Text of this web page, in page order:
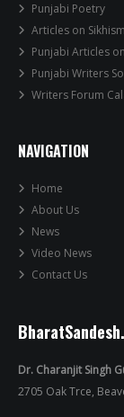
Punjabi Poetry
Articles on
Punjabi Articles
Punjabi Writers
Writers Forum
NAVIGATION
Home
About Us
News
Video News
Contact Us
Dr. Charanjit Singh
2705 Oak Trce,